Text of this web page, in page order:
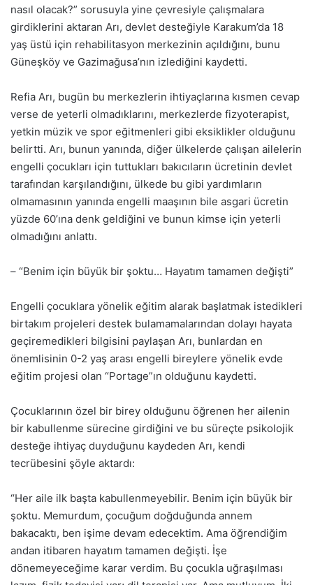
nasıl olacak?” sorusuyla yine çevresiyle çalışmalara
girdiklerini aktaran Arı, devlet desteğiyle Karakum’da 18
yaş üstü için rehabilitasyon merkezinin açıldığını, bunu
Güneşköy ve Gazimağusa’nın izlediğini kaydetti.
Refia Arı, bugün bu merkezlerin ihtiyaçlarına kısmen cevap
verse de yeterli olmadıklarını, merkezlerde fizyoterapist,
yetkin müzik ve spor eğitmenleri gibi eksiklikler olduğunu
belirtti. Arı, bunun yanında, diğer ülkelerde çalışan ailelerin
engelli çocukları için tuttukları bakıcıların ücretinin devlet
tarafından karşılandığını, ülkede bu gibi yardımların
olmamasının yanında engelli maaşının bile asgari ücretin
yüzde 60’ına denk geldiğini ve bunun kimse için yeterli
olmadığını anlattı.
– “Benim için büyük bir şoktu… Hayatım tamamen değişti”
Engelli çocuklara yönelik eğitim alarak başlatmak istedikleri
birtakım projeleri destek bulamamalarından dolayı hayata
geçiremedikleri bilgisini paylaşan Arı, bunlardan en
önemlisinin 0-2 yaş arası engelli bireylere yönelik evde
eğitim projesi olan “Portage”ın olduğunu kaydetti.
Çocuklarının özel bir birey olduğunu öğrenen her ailenin
bir kabullenme sürecine girdiğini ve bu süreçte psikolojik
desteğe ihtiyaç duyduğunu kaydeden Arı, kendi
tecrübesini şöyle aktardı:
“Her aile ilk başta kabullenmeyebilir. Benim için büyük bir
şoktu. Memurdum, çocuğum doğduğunda annem
bakacaktı, ben işime devam edecektim. Ama öğrendiğim
andan itibaren hayatım tamamen değişti. İşe
dönemeyeceğime karar verdim. Bu çocukla uğraşılması